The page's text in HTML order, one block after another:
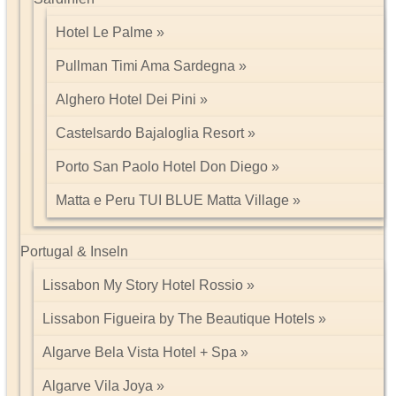
Hotel Le Palme
Pullman Timi Ama Sardegna
Alghero Hotel Dei Pini
Castelsardo Bajaloglia Resort
Porto San Paolo Hotel Don Diego
Matta e Peru TUI BLUE Matta Village
Portugal & Inseln
Lissabon My Story Hotel Rossio
Lissabon Figueira by The Beautique Hotels
Algarve Bela Vista Hotel + Spa
Algarve Vila Joya
Impressum/Kontakt
Datenschutz
Tel: 089 74612323